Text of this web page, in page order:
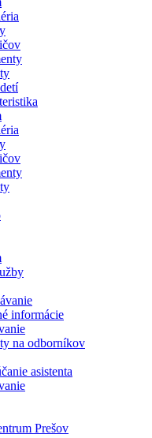
informácie
na odborníkov
asistenta
Prešov